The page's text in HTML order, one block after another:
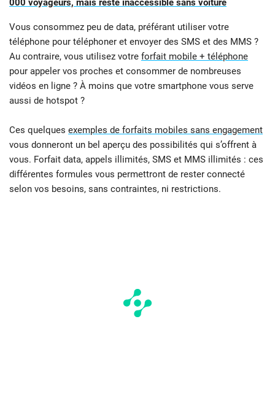
Vous consommez peu de data, préférant utiliser votre
téléphone pour téléphoner et envoyer des SMS et des MMS ?
Au contraire, vous utilisez votre forfait mobile + téléphone
pour appeler vos proches et consommer de nombreuses
vidéos en ligne ? À moins que votre smartphone vous serve
aussi de hotspot ?
Ces quelques exemples de forfaits mobiles sans engagement
vous donneront un bel aperçu des possibilités qui s’offrent à
vous. Forfait data, appels illimités, SMS et MMS illimités : ces
différentes formules vous permettront de rester connecté
selon vos besoins, sans contraintes, ni restrictions.